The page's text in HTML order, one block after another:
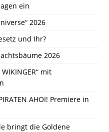
ein
2026
und Ihr?
2026
mit
AHOI! Premiere in
bringt die Goldene